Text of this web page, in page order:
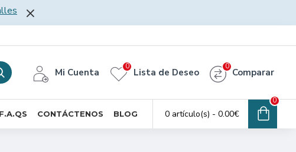
Mi Cuenta Lista de Deseo
0
Comparar
0
F.A.QS CONTÁCTENOS BLOG 0 artículo(s) - 0.00€
0